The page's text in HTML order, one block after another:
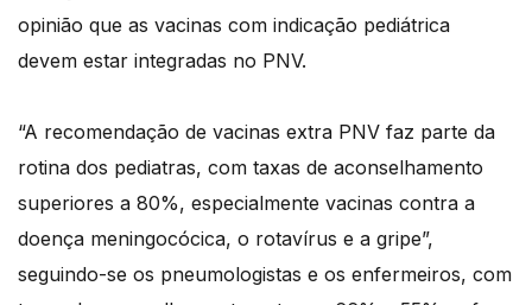
opinião que as vacinas com indicação pediátrica
devem estar integradas no PNV.
“A recomendação de vacinas extra PNV faz parte da
rotina dos pediatras, com taxas de aconselhamento
superiores a 80%, especialmente vacinas contra a
doença meningocócica, o rotavírus e a gripe”,
seguindo-se os pneumologistas e os enfermeiros, com